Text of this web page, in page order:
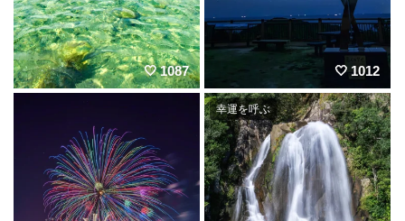
1087 1012
幸運を呼ぶ